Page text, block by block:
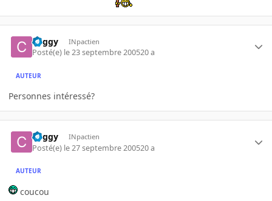
Ceggy INpactien
Posté(e) le 23 septembre 200520 a
AUTEUR
Personnes intéressé?
Ceggy INpactien
Posté(e) le 27 septembre 200520 a
AUTEUR
coucou